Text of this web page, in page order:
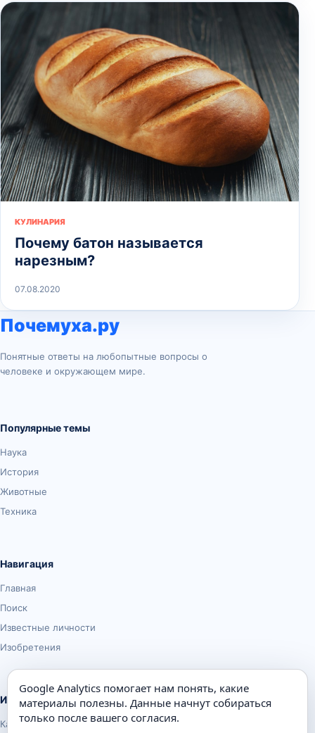
КУЛИНАРИЯ
Почему батон называется
нарезным?
07.08.2020
Почемуха.ру
Понятные ответы на любопытные вопросы о
человеке и окружающем мире.
Популярные темы
Наука
История
Животные
Техника
Навигация
Главная
Поиск
Известные личности
Изобретения
Информация
Карта сайта
Google Analytics помогает нам понять, какие
материалы полезны. Данные начнут собираться
только после вашего согласия.